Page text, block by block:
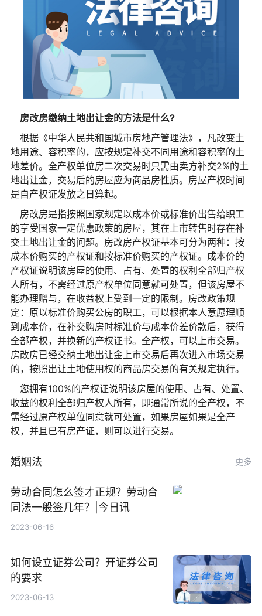
房改房缴纳土地出让金的方法是什么?
根据《中华人民共和国城市房地产管理法》，凡改变土
地用途、容积率的，应按规定补交不同用途和容积率的土
地差价。全产权单位房二次交易时只需由卖方补交2%的土
地出让金，交易后的房屋应为商品房性质。房屋产权时间
是自产权证发放之日算起。
房改房是指按照国家规定以成本价或标准价出售给职工
的享受国家一定优惠政策的房屋，其在上市转售时存在补
交土地出让金的问题。房改房产权证基本可分为两种：按
成本价购买的产权证和按标准价购买的产权证。成本价的
产权证说明该房屋的使用、占有、处置的权利全部归产权
人所有，不需经过原产权单位同意就可处置，但该房屋不
能办理赠与，在收益权上受到一定的限制。房改政策规
定：原以标准价购买公房的职工，可以根据本人意愿理顺
到成本价，在补交购房时标准价与成本价差价款后，获得
全部产权，并换新的产权证书。全产权，可以上市交易。
房改房已经交纳土地出让金上市交易后再次进入市场交易
的，按照出让土地使用权的商品房交易的有关规定执行。
您拥有100%的产权证说明该房屋的使用、占有、处置、
收益的权利全部归产权人所有，即通常所说的全产权，不
需经过原产权单位同意就可处置，如果房屋如果是全产
权，并且已有房产证，则可以进行交易。
婚姻法 更多
劳动合同怎么签才正规？劳动合
同法一般签几年？|今日讯
2023-06-16
如何设立证券公司？开证券公司
的要求
2023-06-13